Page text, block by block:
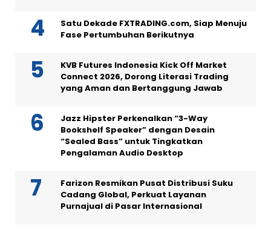
Satu Dekade FXTRADING.com, Siap Menuju
Fase Pertumbuhan Berikutnya
KVB Futures Indonesia Kick Off Market
Connect 2026, Dorong Literasi Trading
yang Aman dan Bertanggung Jawab
Jazz Hipster Perkenalkan “3-Way
Bookshelf Speaker” dengan Desain
“Sealed Bass” untuk Tingkatkan
Pengalaman Audio Desktop
Farizon Resmikan Pusat Distribusi Suku
Cadang Global, Perkuat Layanan
Purnajual di Pasar Internasional